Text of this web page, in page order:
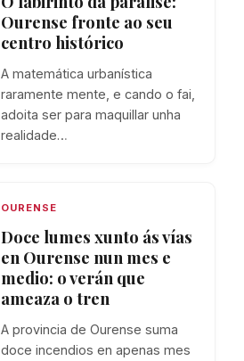
Ourense fronte ao seu
centro histórico
A matemática urbanística
raramente mente, e cando o fai,
adoita ser para maquillar unha
realidade…
OURENSE
Doce lumes xunto ás vías
en Ourense nun mes e
medio: o verán que
ameaza o tren
A provincia de Ourense suma
doce incendios en apenas mes